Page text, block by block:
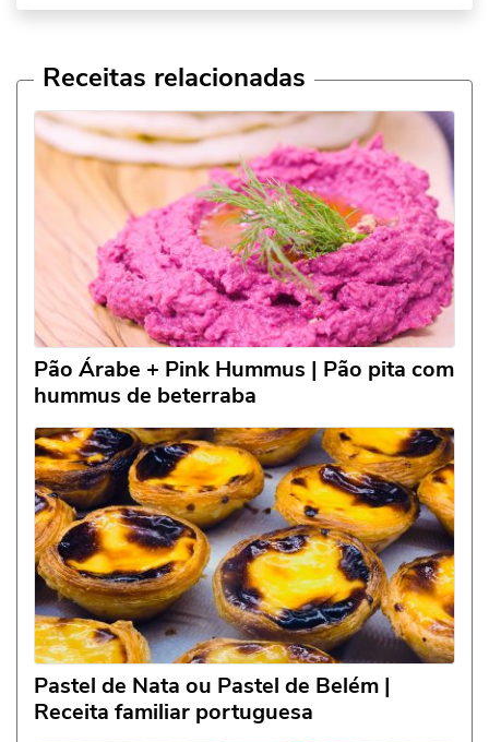
Receitas relacionadas
Pão Árabe + Pink Hummus | Pão pita com
hummus de beterraba
Pastel de Nata ou Pastel de Belém |
Receita familiar portuguesa